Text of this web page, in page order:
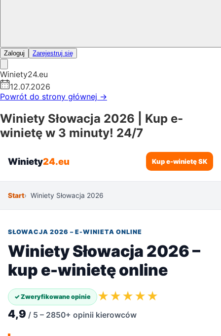
Zaloguj Zarejestruj się
Winiety24.eu
12.07.2026
Powrót do strony głównej →
Winiety Słowacja 2026 | Kup e-
winietę w 3 minuty! 24/7
Winiety24.eu Kup e-winietę SK
Start Winiety Słowacja 2026
SŁOWACJA 2026 – E-WINIETA ONLINE
Winiety Słowacja 2026 –
kup e-winietę online
✓ Zweryfikowane opinie ★★★★★
4,9 / 5 – 2850+ opinii kierowców